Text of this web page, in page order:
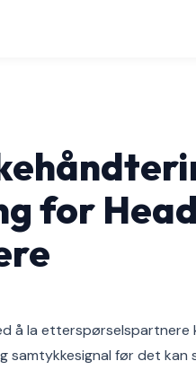
for
å la
samtykkesignal før det kan